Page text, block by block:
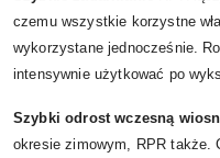
czemu wszystkie korzystne
wykorzystane jednocześnie.
intensywnie użytkować po
Szybki odrost wczesną
okresie zimowym, RPR także.